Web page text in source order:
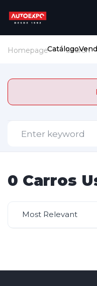
Catálogo
Homepage Search
0 Carros
Most Relevant